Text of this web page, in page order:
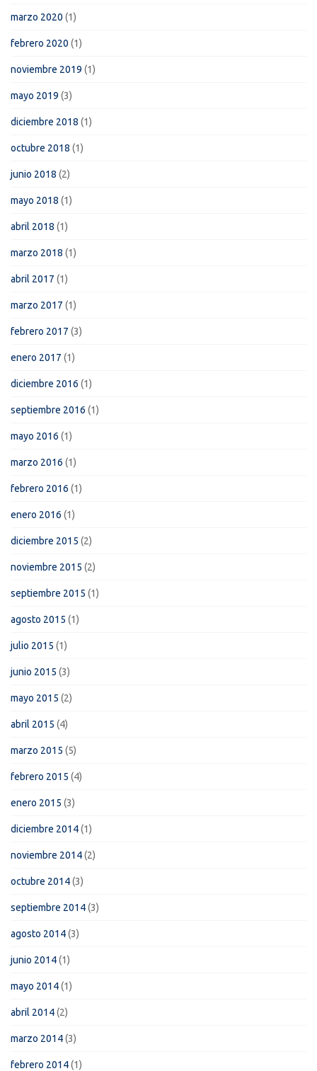
marzo 2020 (1)
febrero 2020 (1)
noviembre 2019 (1)
mayo 2019 (3)
diciembre 2018 (1)
octubre 2018 (1)
junio 2018 (2)
mayo 2018 (1)
abril 2018 (1)
marzo 2018 (1)
abril 2017 (1)
marzo 2017 (1)
febrero 2017 (3)
enero 2017 (1)
diciembre 2016 (1)
septiembre 2016 (1)
mayo 2016 (1)
marzo 2016 (1)
febrero 2016 (1)
enero 2016 (1)
diciembre 2015 (2)
noviembre 2015 (2)
septiembre 2015 (1)
agosto 2015 (1)
julio 2015 (1)
junio 2015 (3)
mayo 2015 (2)
abril 2015 (4)
marzo 2015 (5)
febrero 2015 (4)
enero 2015 (3)
diciembre 2014(1)
noviembre 2014(2)
octubre 2014(3)
septiembre 2014(3)
agosto 2014(3)
junio 2014(1)
mayo 2014(1)
abril 2014(2)
marzo 2014(3)
febrero 2014(1)